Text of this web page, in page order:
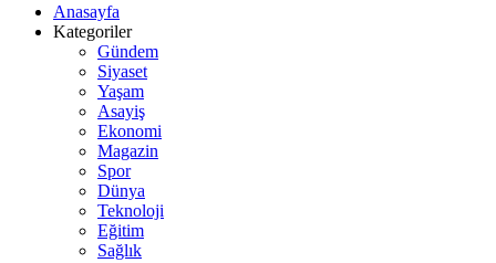
Anasayfa
Kategoriler
Gündem
Siyaset
Yaşam
Asayiş
Ekonomi
Magazin
Spor
Dünya
Teknoloji
Eğitim
Sağlık